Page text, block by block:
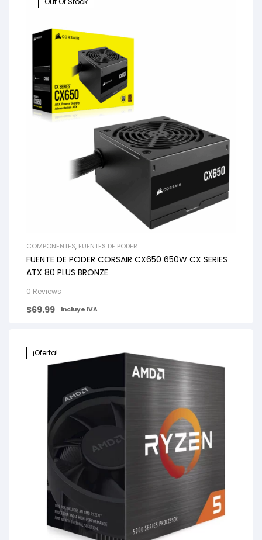
COMPONENTES, FUENTES DE PODER
FUENTE DE PODER CORSAIR CX650 650W CX SERIES
ATX 80 PLUS BRONZE
0 Reviews
$69.99 Incluye IVA
¡Oferta!